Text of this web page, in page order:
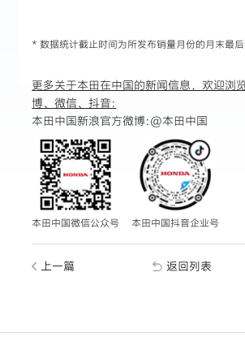
* 数据统计截止时间为所发布销量月份的月末最后
更多关于本田在中国的新闻信息，欢迎浏
博、微信、抖音:
本田中国新浪官方微博:@本田中国
本田中国微信公众号 本田中国抖音企业号
上一篇 返回列表